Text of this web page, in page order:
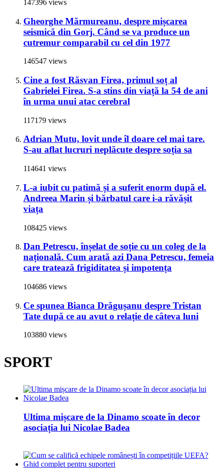
147396 views
Gheorghe Mărmureanu, despre mișcarea
seismică din Gorj. Când se va produce un
cutremur comparabil cu cel din 1977
146547 views
Cine a fost Răsvan Firea, primul soț al
Gabrielei Firea. S-a stins din viață la 54 de ani
în urma unui atac cerebral
117179 views
Adrian Mutu, lovit unde îl doare cel mai tare.
S-au aflat lucruri neplăcute despre soția sa
114641 views
L-a iubit cu patimă și a suferit enorm după el.
Andreea Marin și bărbatul care i-a răvășit
viața
108425 views
Dan Petrescu, înșelat de soție cu un coleg de la
națională. Cum arată azi Dana Petrescu, femeia
care tratează frigiditatea și impotența
104686 views
Ce spunea Bianca Drăgușanu despre Tristan
Tate după ce au avut o relație de câteva luni
103880 views
SPORT
Ultima mișcare de la Dinamo scoate în decor
asociația lui Nicolae Badea